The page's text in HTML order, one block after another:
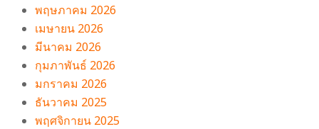
พฤษภาคม 2026
เมษายน 2026
มีนาคม 2026
กุมภาพันธ์ 2026
มกราคม 2026
ธันวาคม 2025
พฤศจิกายน 2025